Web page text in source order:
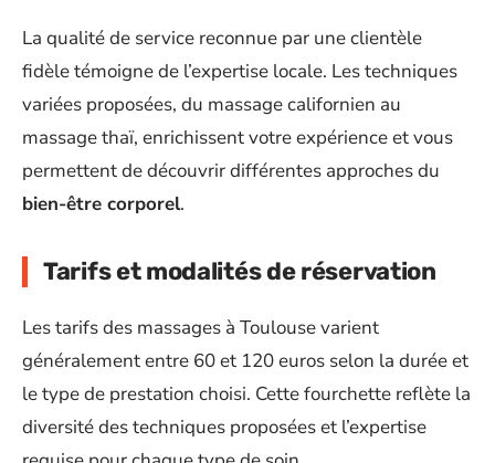
La qualité de service reconnue par une clientèle
fidèle témoigne de l’expertise locale. Les techniques
variées proposées, du massage californien au
massage thaï, enrichissent votre expérience et vous
permettent de découvrir différentes approches du
bien-être corporel.
Tarifs et modalités de réservation
Les tarifs des massages à Toulouse varient
généralement entre 60 et 120 euros selon la durée et
le type de prestation choisi. Cette fourchette reflète la
diversité des techniques proposées et l’expertise